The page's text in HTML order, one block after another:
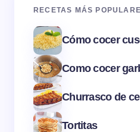
RECETAS MÁS
Cómo cocer
Como cocer
Churrasco de
Tortitas